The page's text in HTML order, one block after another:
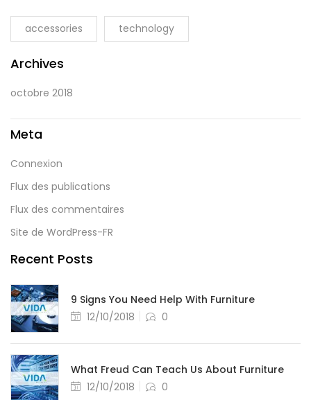
accessories technology
Archives
octobre 2018
Meta
Connexion
Flux des publications
Flux des commentaires
Site de WordPress-FR
Recent Posts
9 Signs You Need Help With Furniture
12/10/2018
0
What Freud Can Teach Us About Furniture
12/10/2018
0